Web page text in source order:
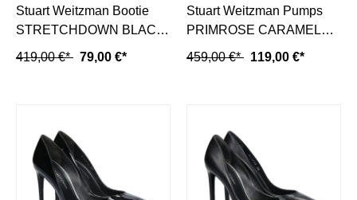
Stuart Weitzman Bootie
STRETCHDOWN BLACK
(35)
419,00 €* 79,00 €*
Stuart Weitzman Pumps
PRIMROSE CARAMEL
(37½)
459,00 €* 119,00 €*